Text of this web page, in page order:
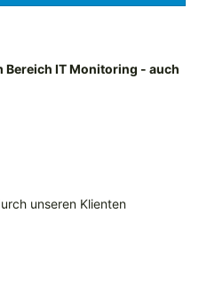
IT Monitoring - auch
unseren Klienten